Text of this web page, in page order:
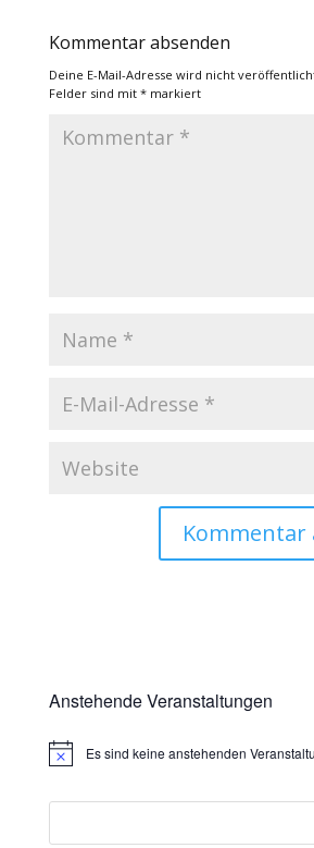
Kommentar absenden
Deine E-Mail-Adresse wird nicht
Felder sind mit *markiert
Anstehende Veranstaltungen
HinweisEs sind keine anstehenden